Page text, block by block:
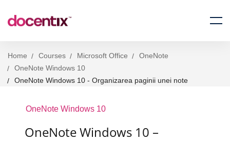
Home Courses Microsoft Office
OneNote
OneNote Windows 10
OneNote Windows 10 - Organizarea paginii unei note
OneNote Windows 10
OneNote Windows 10 –